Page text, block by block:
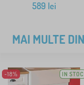
589 lei
MAI MULTE
-18% IN STOC